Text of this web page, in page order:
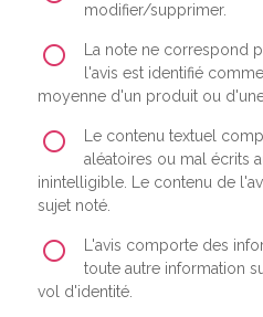
modifier/supprimer.
La note ne correspond
l'avis est identifié
moyenne d'un produit ou
Le contenu textuel
aléatoires ou mal écrits
inintelligible. Le contenu de
sujet noté.
L'avis comporte des
toute autre information
vol d'identité.